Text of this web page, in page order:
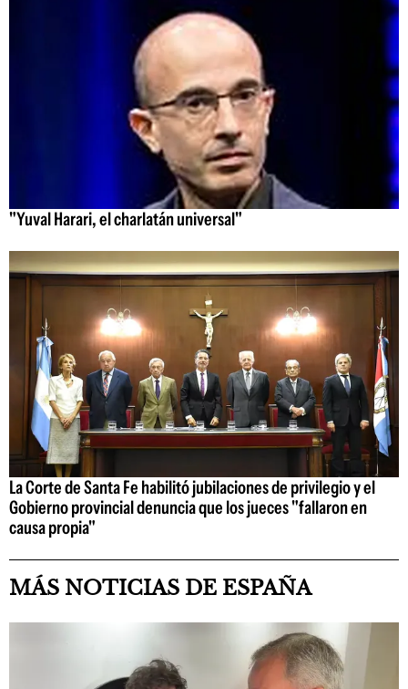
"Yuval Harari, el charlatán universal"
La Corte de Santa Fe habilitó jubilaciones de privilegio y el
Gobierno provincial denuncia que los jueces "fallaron en
causa propia"
MÁS NOTICIAS DE ESPAÑA